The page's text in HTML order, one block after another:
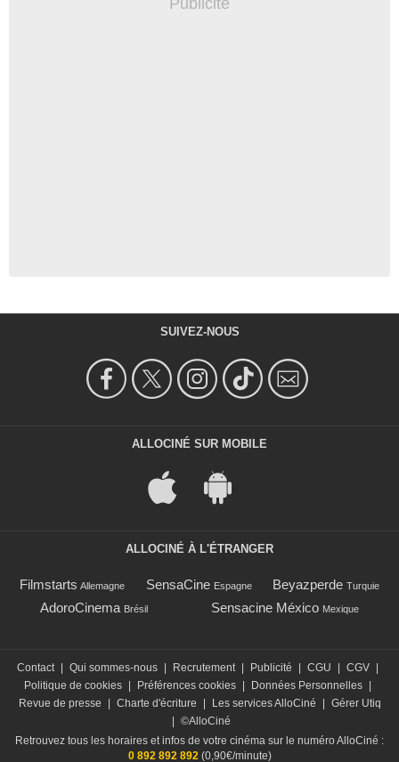
SUIVEZ-NOUS
ALLOCINÉ SUR MOBILE
ALLOCINÉ À L'ÉTRANGER
Filmstarts Allemagne SensaCine Espagne Beyazperde Turquie
AdoroCinema Brésil Sensacine México Mexique
Contact Qui sommes-nous Recrutement Publicité CGU CGV
Politique de cookies
Préférences cookies Données Personnelles
Revue de presse
Charte d'écriture Les services AlloCiné
Gérer Utiq
©AlloCiné
Retrouvez tous les horaires et infos de votre cinéma sur le numéro AlloCiné :
0 892 892 892(0,90€/minute)